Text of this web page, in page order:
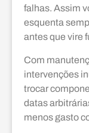
falhas. Assim
esquenta
antes que vire
Com
intervenções
trocar
datas
menos gasto